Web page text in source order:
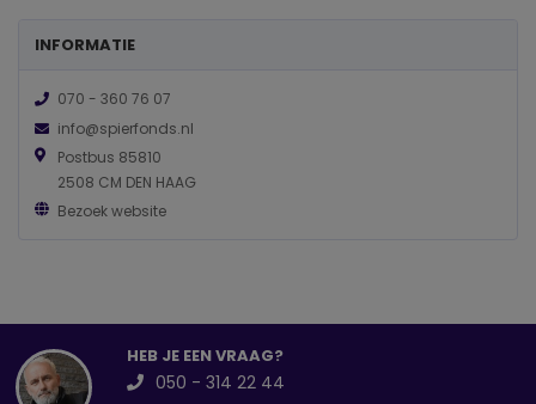
INFORMATIE
070 - 360 76 07
info@spierfonds.nl
Postbus 85810
2508 CM DEN HAAG
Bezoek website
HEB JE EEN VRAAG?
050 - 314 22 44